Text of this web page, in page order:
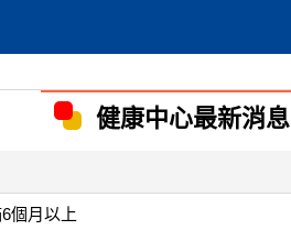
健康中心最新消息
個月以上